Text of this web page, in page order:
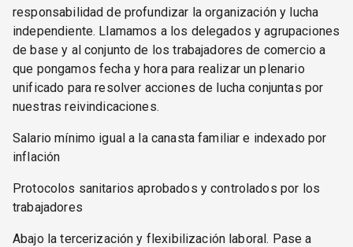
responsabilidad de profundizar la organización y lucha
independiente. Llamamos a los delegados y agrupaciones
de base y al conjunto de los trabajadores de comercio a
que pongamos fecha y hora para realizar un plenario
unificado para resolver acciones de lucha conjuntas por
nuestras reivindicaciones.
Salario mínimo igual a la canasta familiar e indexado por
inflación
Protocolos sanitarios aprobados y controlados por los
trabajadores
Abajo la tercerización y flexibilización laboral. Pase a